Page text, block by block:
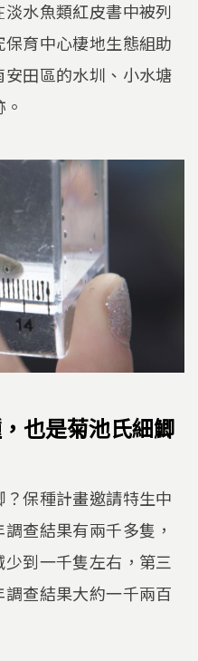
淡水魚類紅皮書中被列
育中心棲地生態組助
田區的水圳、小水塘
也是菊池氏細鯽
保種計畫邀請特生中
查結果有兩千多隻，
到一千隻左右，第三
查結果大約一千兩百